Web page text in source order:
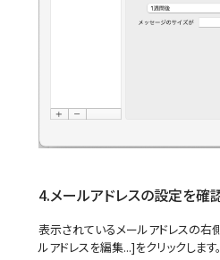
4.メールアドレスの設定を確
表示されているメールアドレスの右
ルアドレスを編集...]をクリックします。